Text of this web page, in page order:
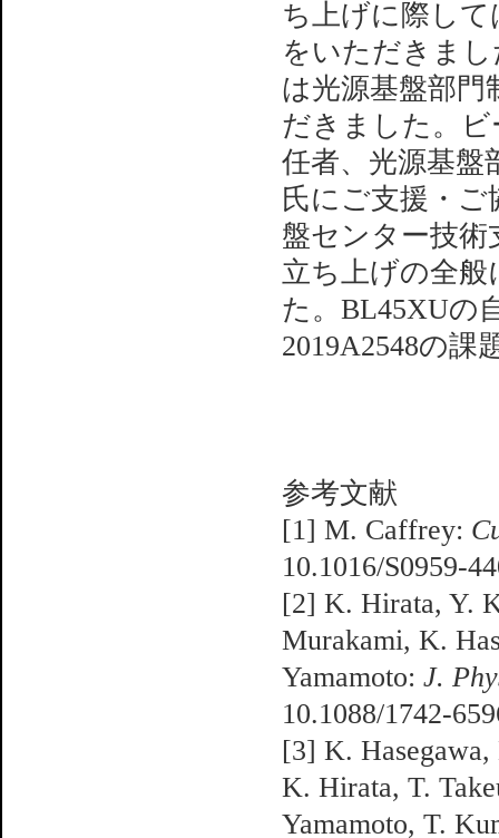
ち上げに際し
をいただきま
は光源基盤部門
だきました。
任者、光源基盤
氏にご支援・
盤センター技術
立ち上げの全
た。BL45XUの
2019A2548の課
参考文献
[1] M. Caffrey:
10.1016/S0959-
[2] K. Hirata, Y.
Murakami, K.
Yamamoto: J.
10.1088/1742-
[3] K.
K. Hirata, T.
Yamamoto, T.